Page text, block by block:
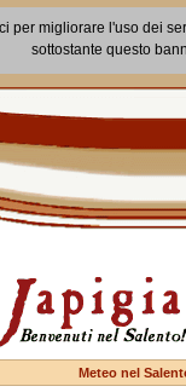
per migliorare l'uso dei
sottostante questo
Meteo nel